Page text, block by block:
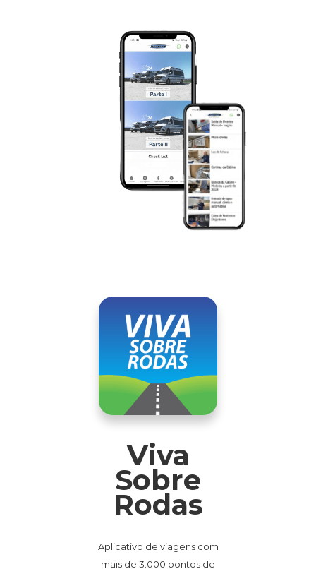
Viva
Sobre
Rodas
Aplicativo de viagens com
mais de 3.000 pontos de